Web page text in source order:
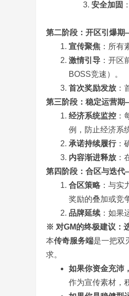
安全加固
第二阶段：开区引爆
宣传聚焦 ：所有
激情引导 ：开
BOSS竞速）。
首次奖励发放 ：
第三阶段：稳定运营
经济系统监控 ：
例，防止经济系
承诺持续履行：
内容渐进释放 ：
第四阶段：合区与迭
合区策略 ：与
奖励的叠加或竞
品牌延续 ：如果
※ 对GM的终极建议：
本传奇服务端是一把双
求。
如果你资金充沛
作为宣传素材，